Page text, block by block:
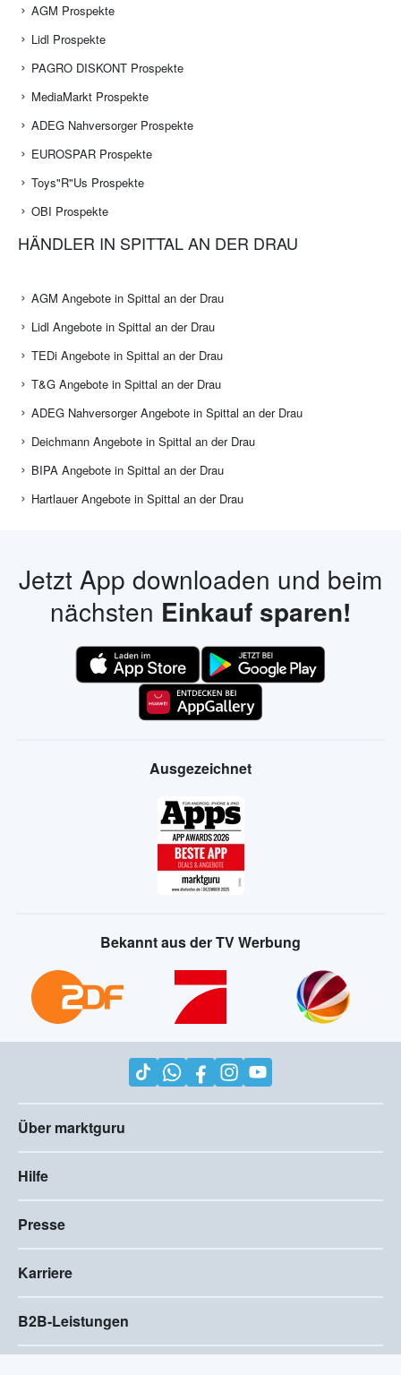
AGM Prospekte
Lidl Prospekte
PAGRO DISKONT Prospekte
MediaMarkt Prospekte
ADEG Nahversorger Prospekte
EUROSPAR Prospekte
Toys"R"Us Prospekte
OBI Prospekte
HÄNDLER IN SPITTAL AN DER DRAU
AGM Angebote in Spittal an der Drau
Lidl Angebote in Spittal an der Drau
TEDi Angebote in Spittal an der Drau
T&G Angebote in Spittal an der Drau
ADEG Nahversorger Angebote in Spittal an der Drau
Deichmann Angebote in Spittal an der Drau
BIPA Angebote in Spittal an der Drau
Hartlauer Angebote in Spittal an der Drau
Jetzt App downloaden und beim
nächsten Einkauf sparen!
Ausgezeichnet
Bekannt aus der TV Werbung
Über marktguru
Hilfe
Presse
Karriere
B2B-Leistungen